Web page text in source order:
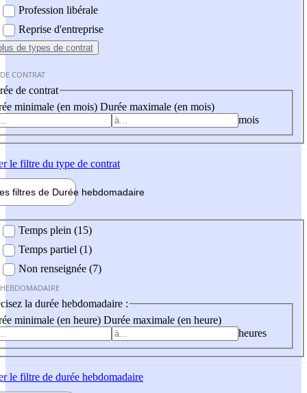
Profession libérale
Reprise d'entreprise
de types de contrat
CONTRAT
de contrat
minimale (en mois) Durée maximale (en mois)
mois
le filtre du type de contrat
filtres de Durée hebdomadaire
Temps plein (15)
Temps partiel (1)
Non renseignée (7)
la durée hebdomadaire :
minimale (en heure) Durée maximale (en heure)
heures
le filtre de durée hebdomadaire